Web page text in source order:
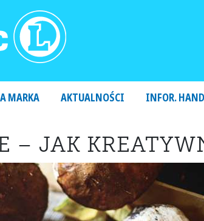
MARKA AKTUALNOŚCI INFOR.
– JAK